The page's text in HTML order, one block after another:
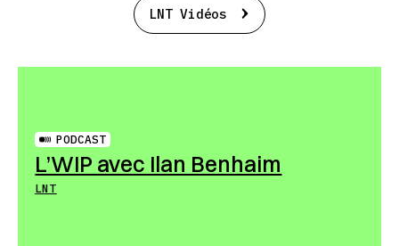
LNT Vidéos
PODCAST
L’WIP avec Ilan Benhaim
LNT